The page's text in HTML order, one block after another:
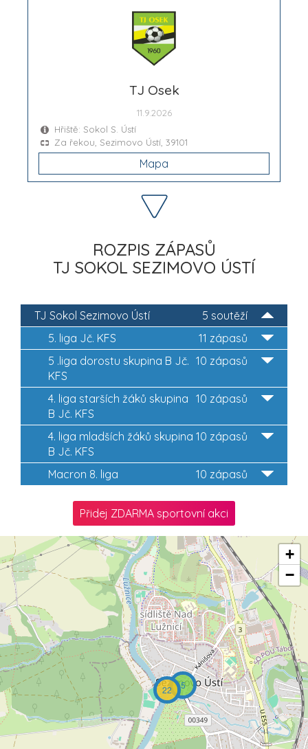
TJ Osek
11.9.2026
Hřiště: Sokol S. Ústí
Za řekou, Sezimovo Ústí, 39101
Mapa
ROZPIS ZÁPASŮ
TJ SOKOL SEZIMOVO ÚSTÍ
5 soutěží
TJ Sokol Sezimovo Ústí
11 zápasů
5. liga Jč. KFS
10 zápasů
5 .liga dorostu skupina B Jč.
KFS
10 zápasů
4. liga starších žáků skupina
B Jč. KFS
10 zápasů
4. liga mladších žáků skupina
B Jč. KFS
10 zápasů
Macron 8. liga
Přidej ZDARMA sportovní akci
5
22
+
−